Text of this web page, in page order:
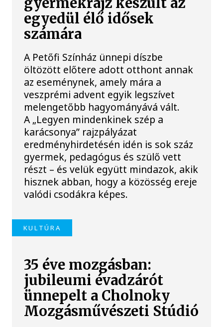
egyedül élő idősek
számára
A Petőfi Színház ünnepi díszbe
öltözött előtere adott otthont annak
az eseménynek, amely mára a
veszprémi advent egyik legszívet
melengetőbb hagyományává vált.
A „Legyen mindenkinek szép a
karácsonya” rajzpályázat
eredményhirdetésén idén is sok száz
gyermek, pedagógus és szülő vett
részt – és velük együtt mindazok, akik
hisznek abban, hogy a közösség ereje
valódi csodákra képes.
KULTÚRA
35 éve mozgásban:
jubileumi évadzárót
ünnepelt a Cholnoky
Mozgásművészeti Stúdió